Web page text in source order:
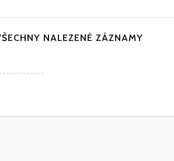
NALEZENÉ ZÁZNAMY